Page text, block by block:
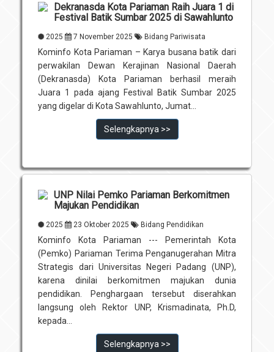
Dekranasda Kota Pariaman Raih Juara 1 di
Festival Batik Sumbar 2025 di Sawahlunto
2025 7 November 2025 Bidang Pariwisata
Kominfo Kota Pariaman – Karya busana batik dari
perwakilan Dewan Kerajinan Nasional Daerah
(Dekranasda) Kota Pariaman berhasil meraih
Juara 1 pada ajang Festival Batik Sumbar 2025
yang digelar di Kota Sawahlunto, Jumat...
Selengkapnya >>
UNP Nilai Pemko Pariaman Berkomitmen
Majukan Pendidikan
2025 23 Oktober 2025 Bidang Pendidikan
Kominfo Kota Pariaman --- Pemerintah Kota
(Pemko) Pariaman Terima Penganugerahan Mitra
Strategis dari Universitas Negeri Padang (UNP),
karena dinilai berkomitmen majukan dunia
pendidikan. Penghargaan tersebut diserahkan
langsung oleh Rektor UNP, Krismadinata, Ph.D,
kepada...
Selengkapnya >>